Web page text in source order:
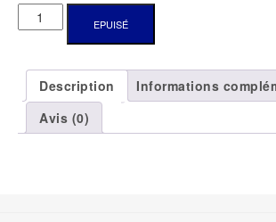
QUANTITÉ
DE
BOUGEOIRS
POUPÉE
EPUISÉ
Description
Informations
Avis (0)